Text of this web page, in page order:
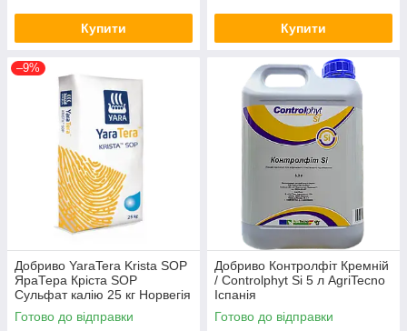
Купити Купити
–9%
Добриво YaraTera Krista SOP
ЯраТера Кріста SOP
Сульфат калію 25 кг Норвегія
Готово до відправки
Добриво Контролфіт Кремній
/ Controlphyt Si 5 л AgriTecno
Іспанія
Готово до відправки